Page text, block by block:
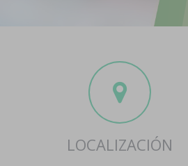
LOCALIZACIÓN